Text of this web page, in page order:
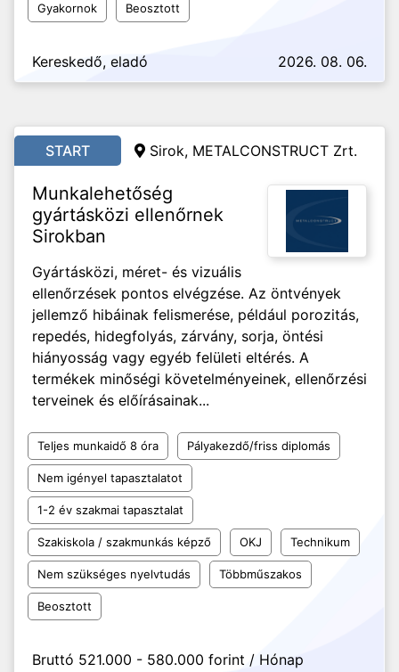
Gyakornok Beosztott
Kereskedő, eladó 2026. 08. 06.
START Sirok, METALCONSTRUCT Zrt.
Munkalehetőség
gyártásközi ellenőrnek
Sirokban
Gyártásközi, méret- és vizuális
ellenőrzések pontos elvégzése. Az öntvények
jellemző hibáinak felismerése, például porozitás,
repedés, hidegfolyás, zárvány, sorja, öntési
hiányosság vagy egyéb felületi eltérés. A
termékek minőségi követelményeinek, ellenőrzési
terveinek és előírásainak...
Teljes munkaidő 8 óra Pályakezdő/friss diplomás
Nem igényel tapasztalatot
1-2 év szakmai tapasztalat
Szakiskola / szakmunkás képző OKJ Technikum
Nem szükséges nyelvtudás Többműszakos
Beosztott
Bruttó 521.000 - 580.000 forint / Hónap